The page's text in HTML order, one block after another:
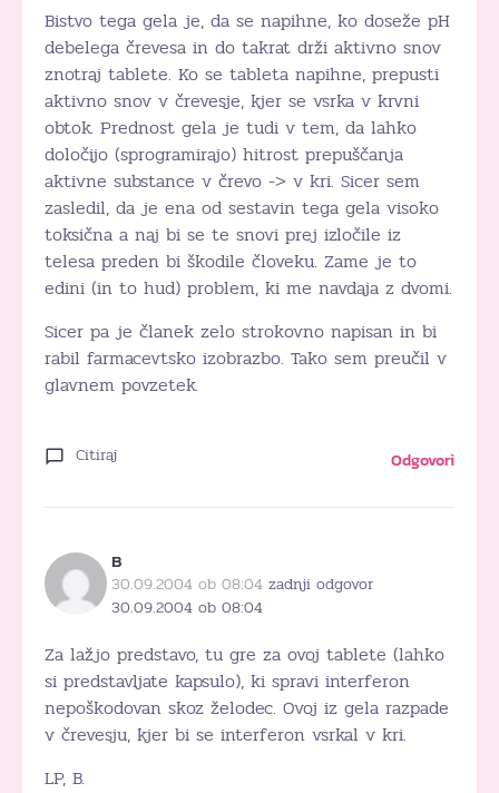
Bistvo tega gela je, da se napihne, ko doseže pH
debelega črevesa in do takrat drži aktivno snov
znotraj tablete. Ko se tableta napihne, prepusti
aktivno snov v črevesje, kjer se vsrka v krvni
obtok. Prednost gela je tudi v tem, da lahko
določijo (sprogramirajo) hitrost prepuščanja
aktivne substance v črevo -> v kri. Sicer sem
zasledil, da je ena od sestavin tega gela visoko
toksična a naj bi se te snovi prej izločile iz
telesa preden bi škodile človeku. Zame je to
edini (in to hud) problem, ki me navdaja z dvomi.
Sicer pa je članek zelo strokovno napisan in bi
rabil farmacevtsko izobrazbo. Tako sem preučil v
glavnem povzetek.
Citiraj Odgovori
B
30.09.2004 ob 08:04 zadnji odgovor
30.09.2004 ob 08:04
Za lažjo predstavo, tu gre za ovoj tablete (lahko
si predstavljate kapsulo), ki spravi interferon
nepoškodovan skoz želodec. Ovoj iz gela razpade
v črevesju, kjer bi se interferon vsrkal v kri.
LP, B.